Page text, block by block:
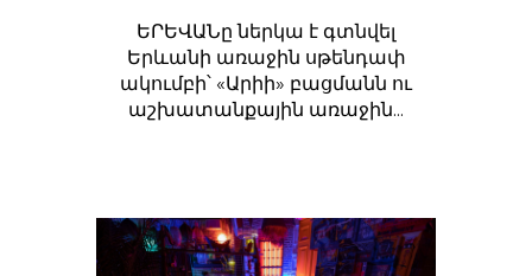
ԵՐԵՎԱՆը ներկա է գտնվել
Երևանի առաջին սթենդափ
ակումբի՝ «Արիի» բացմանն ու
աշխատանքային առաջին...